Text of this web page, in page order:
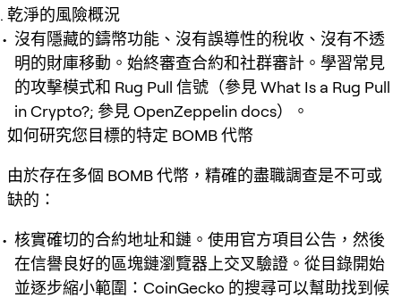
乾淨的風險概況
沒有隱藏的鑄幣功能、沒有誤導性的稅收、沒有不透
明的財庫移動。始終審查合約和社群審計。學習常見
的攻擊模式和 Rug Pull 信號（參見 What Is a Rug Pull
in Crypto?; 參見 OpenZeppelin docs）。
如何研究您目標的特定 BOMB 代幣
由於存在多個 BOMB 代幣，精確的盡職調查是不可或
缺的：
核實確切的合約地址和鏈。使用官方項目公告，然後
在信譽良好的區塊鏈瀏覽器上交叉驗證。從目錄開始
並逐步縮小範圍：CoinGecko 的搜尋可以幫助找到候